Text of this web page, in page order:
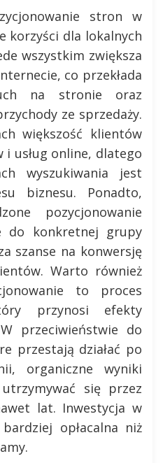
stron w
korzyści dla lokalnych
wszystkim zwiększa
co przekłada
na stronie oraz
ze sprzedaży.
większość klientów
usług online, dlatego
wyszukiwania jest
biznesu. Ponadto,
pozycjonowanie
do konkretnej grupy
szanse na konwersję
Warto również
to proces
przynosi efekty
przeciwieństwie do
przestają działać po
organiczne wyniki
się przez
lat. Inwestycja w
opłacalna niż